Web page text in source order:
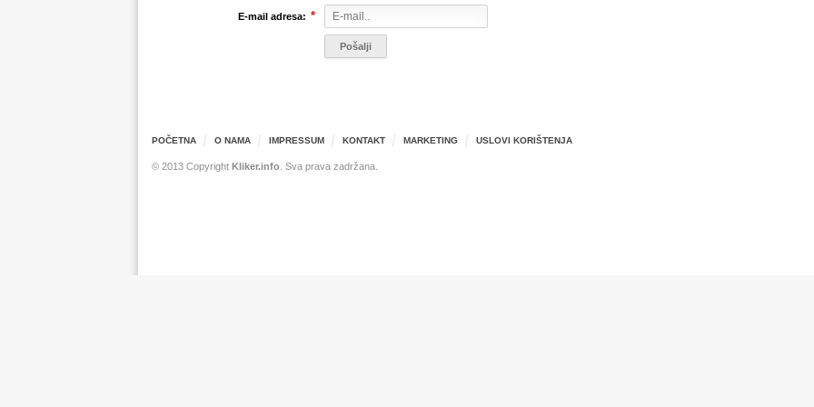
E-mail adresa: *
POČETNA O NAMA IMPRESSUM KONTAKT MARKETING USLOVI KORIŠTENJA
© 2013 Copyright Kliker.info . Sva prava zadržana.